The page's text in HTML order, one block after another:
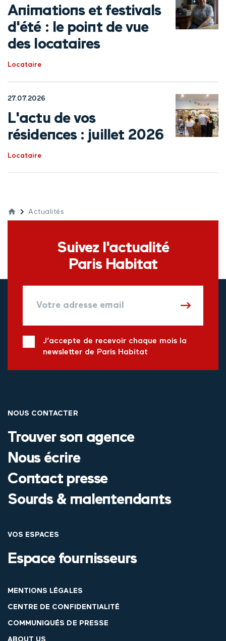
Animations et festivals
d'été : le point de vue
des locataires
Locataire
27.07.2026
L'actu de vos
résidences : juillet 2026
Locataire
Actualités
Suivez l'actualité
Paris Habitat
J’accepte de recevoir chaque mois la
newsletter de Paris Habitat
NOUS CONTACTER
Trouver son agence
Nous écrire
Contact presse
Sourds & malentendants
VOS ESPACES
Espace fournisseurs
MENTIONS LÉGALES
CENTRE DE CONFIDENTIALITÉ
COMMUNIQUÉS DE PRESSE